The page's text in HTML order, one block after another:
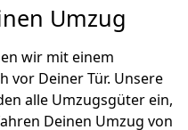
Umzug
wir mit einem
vor Deiner Tür. Unsere
alle Umzugsgüter ein,
Deinen Umzug von